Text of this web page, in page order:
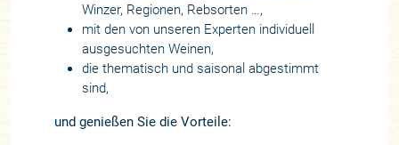
Winzer, Regionen, Rebsorten …,
mit den von unseren Experten individuell
ausgesuchten Weinen,
die thematisch und saisonal abgestimmt
sind,
und genießen Sie die Vorteile: